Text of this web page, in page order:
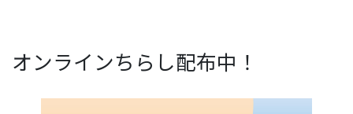
オンラインちらし配布中！